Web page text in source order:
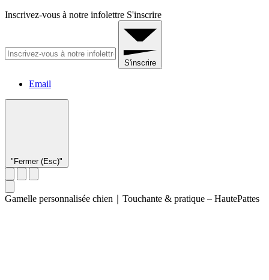
Inscrivez-vous à notre infolettre S'inscrire
S'inscrire
Email
"Fermer (Esc)"
Gamelle personnalisée chien｜Touchante & pratique – HautePattes